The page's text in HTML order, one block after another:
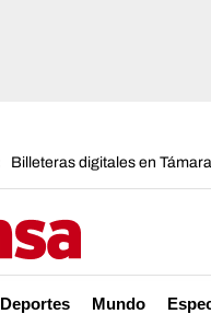
Billeteras digitales en Támara
Deportes Mundo